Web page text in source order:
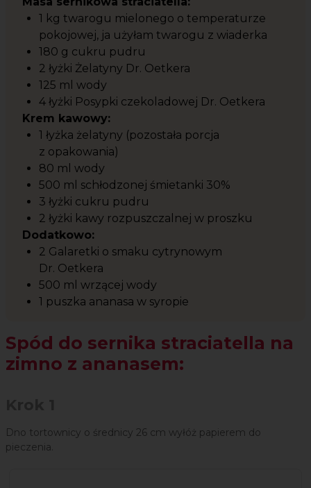
1 kg twarogu mielonego o temperaturze
pokojowej, ja użyłam twarogu z wiaderka
180 g cukru pudru
2 łyżki Żelatyny Dr. Oetkera
125 ml wody
4 łyżki Posypki czekoladowej Dr. Oetkera
Krem kawowy:
1 łyżka żelatyny (pozostała porcja
z opakowania)
80 ml wody
500 ml schłodzonej śmietanki 30%
3 łyżki cukru pudru
2 łyżki kawy rozpuszczalnej w proszku
Dodatkowo:
2 Galaretki o smaku cytrynowym
Dr. Oetkera
500 ml wrzącej wody
1 puszka ananasa w syropie
Spód do sernika straciatella na
zimno z ananasem:
Dno tortownicy o średnicy 26 cm wyłóż papierem do
pieczenia.